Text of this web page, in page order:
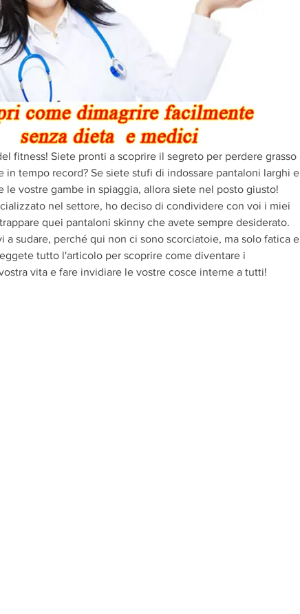
fitness! Siete pronti a scoprire il segreto per perdere grasso
in tempo record? Se siete stufi di indossare pantaloni larghi e
le vostre gambe in spiaggia, allora siete nel posto giusto!
nel settore, ho deciso di condividere con voi i miei
quei pantaloni skinny che avete sempre desiderato.
a sudare, perché qui non ci sono scorciatoie, ma solo fatica e
tutto l'articolo per scoprire come diventare i
vita e fare invidiare le vostre cosce interne a tutti!